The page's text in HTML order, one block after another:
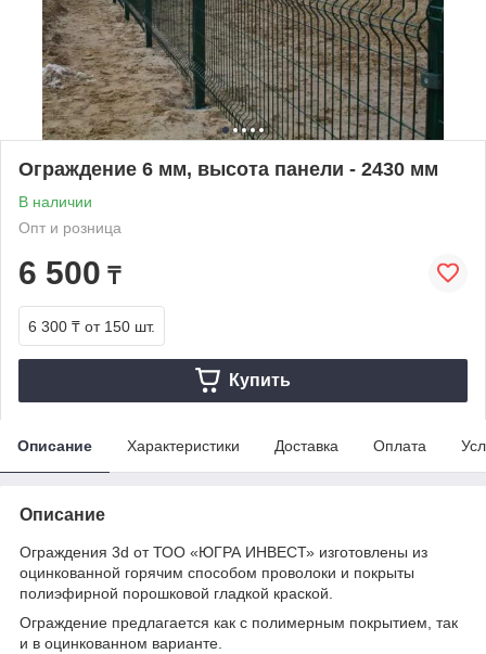
Ограждение 6 мм, высота панели - 2430 мм
В наличии
Опт и розница
6 500 ₸
6 300 ₸ от 150 шт.
Купить
Описание Характеристики Доставка Оплата
Описание
Ограждения 3d от ТОО «ЮГРА ИНВЕСТ» изготовлены из
оцинкованной горячим способом проволоки и покрыты
полиэфирной порошковой гладкой краской.
Ограждение предлагается как с полимерным покрытием, так
и в оцинкованном варианте.